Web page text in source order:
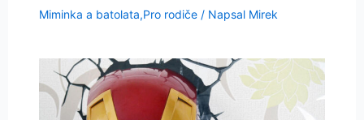
Miminka a batolata,Pro rodiče / Napsal Mirek